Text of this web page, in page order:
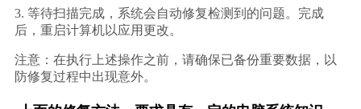
3. 等待扫描完成，系统会自动修复检测到的问题。完成
后，重启计算机以应用更改。
注意：在执行上述操作之前，请确保已备份重要数据，以
防修复过程中出现意外。